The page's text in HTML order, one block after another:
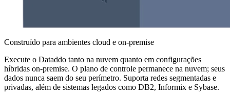
Construído para ambientes cloud e on-premise
Execute o Dataddo tanto na nuvem quanto em configurações
híbridas on-premise. O plano de controle permanece na nuvem; seus
dados nunca saem do seu perímetro. Suporta redes segmentadas e
privadas, além de sistemas legados como DB2, Informix e Sybase.